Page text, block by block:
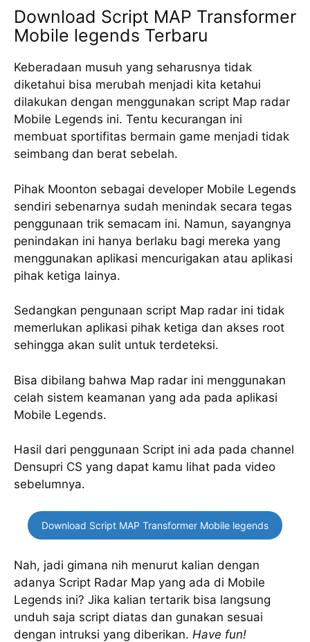
Download Script MAP Transformer
Mobile legends Terbaru
Keberadaan musuh yang seharusnya tidak
diketahui bisa merubah menjadi kita ketahui
dilakukan dengan menggunakan script Map radar
Mobile Legends ini. Tentu kecurangan ini
membuat sportifitas bermain game menjadi tidak
seimbang dan berat sebelah.
Pihak Moonton sebagai developer Mobile Legends
sendiri sebenarnya sudah menindak secara tegas
penggunaan trik semacam ini. Namun, sayangnya
penindakan ini hanya berlaku bagi mereka yang
menggunakan aplikasi mencurigakan atau aplikasi
pihak ketiga lainya.
Sedangkan pengunaan script Map radar ini tidak
memerlukan aplikasi pihak ketiga dan akses root
sehingga akan sulit untuk terdeteksi.
Bisa dibilang bahwa Map radar ini menggunakan
celah sistem keamanan yang ada pada aplikasi
Mobile Legends.
Hasil dari penggunaan Script ini ada pada channel
Densupri CS yang dapat kamu lihat pada video
sebelumnya.
Download Script MAP Transformer Mobile legends
Nah, jadi gimana nih menurut kalian dengan
adanya Script Radar Map yang ada di Mobile
Legends ini? Jika kalian tertarik bisa langsung
unduh saja script diatas dan gunakan sesuai
dengan intruksi yang diberikan. Have fun!